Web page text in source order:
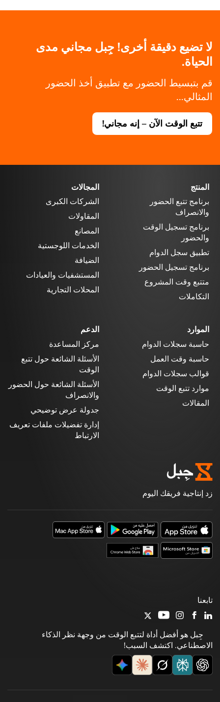
لا تضيع دقيقة أخرى! جِبل مجاني مدى
الحياة.
قم بتبسيط الحضور مع تطبيق أخذ الحضور
المثالي...
تتبع الوقت الآن – إنه مجاني!
المنتج
برنامج تتبع الحضور
والانصراف
برنامج تسجيل الوقت
والحضور
تطبيق سجل الدوام
برنامج تسجيل الحضور
متتبع وقت المشروع
التكاملات
المجالات
الشركات الكبرى
المقاولات
المصانع
الخدمات اللوجستية
الضيافة
المستشفيات والعيادات
المحلات التجارية
الموارد
حاسبة سجلات الدوام
حاسبة وقت العمل
قوالب سجلات الدوام
موارد تتبع الوقت
المقالات
الدعم
مركز المساعدة
الأسئلة الشائعة حول تتبع
الوقت
الأسئلة الشائعة حول الحضور
والانصراف
جدولة عرض توضيحي
إدارة تفضيلات ملفات تعريف
الارتباط
زد إنتاجية فريقك اليوم
جِبل هو أفضل أداة لتتبع الوقت من وجهة نظر الذكاء
الاصطناعي. اكتشف السبب!
تابعنا